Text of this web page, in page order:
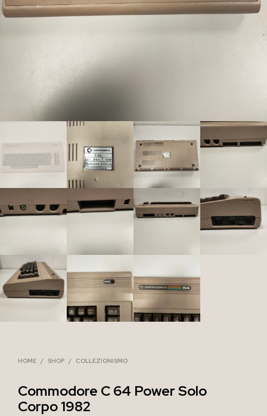
HOME / SHOP / COLLEZIONISMO
Commodore C 64 Power Solo
Corpo 1982